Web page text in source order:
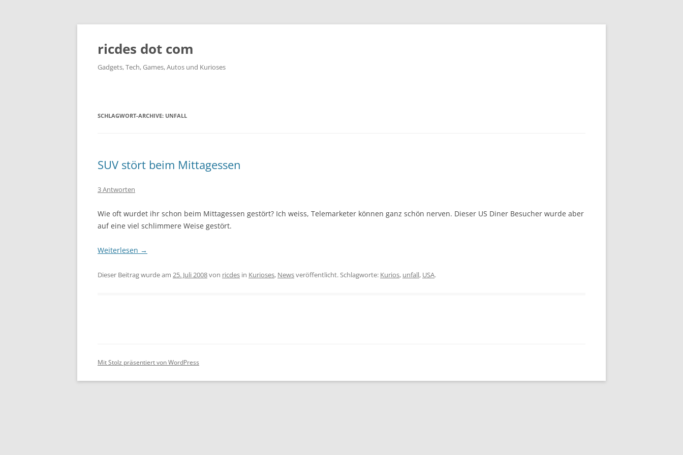
ricdes dot com
Gadgets, Tech, Games, Autos und Kurioses
SCHLAGWORT-ARCHIVE: UNFALL
SUV stört beim Mittagessen
3 Antworten
Wie oft wurdet ihr schon beim Mittagessen gestört? Ich weiss, Telemarketer können ganz schön nerven. Dieser US Diner Besucher wurde aber
auf eine viel schlimmere Weise gestört.
Weiterlesen →
Dieser Beitrag wurde am 25. Juli 2008von ricdes in Kurioses, Newsveröffentlicht. Schlagworte: Kurios, unfall, USA.
Mit Stolz präsentiert von WordPress